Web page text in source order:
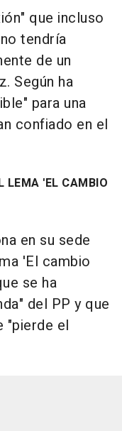
que incluso
tendría
de un
Según ha
para una
confiado en el
LEMA 'EL CAMBIO
en su sede
'El cambio
se ha
del PP y que
"pierde el